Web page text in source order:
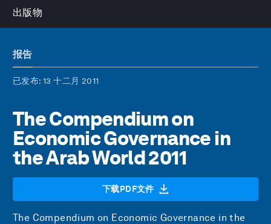
出版物
报告
已发布: 13 十二月 2011
The Compendium on
Economic Governance in
the Arab World 2011
下载PDF文件
The Compendium on Economic Governance in the